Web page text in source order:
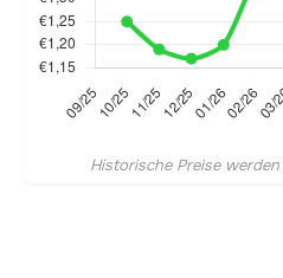
Historische Preise